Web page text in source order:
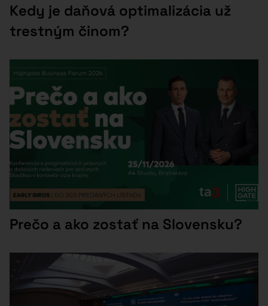
Kedy je daňová optimalizácia už
trestným činom?
Prečo a ako zostať na Slovensku?